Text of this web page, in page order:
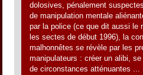
dolosives, pénalement
de manipulation mentale
par la police (ce que dit aussi le
les sectes de début 1996), la
malhonnêtes se révèle par les
manipulateurs : créer un alibi,
de circonstances atténuantes ...